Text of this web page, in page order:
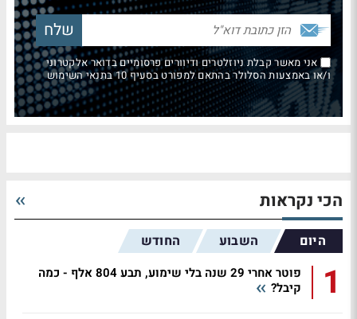
אני מאשר קבלת ניוזלטרים ודיוורים פרסומיים בדואר אלקטרוני
ו/או באמצעות הסלולר בהתאם למפורט בסעיף 10 בתנאי השימוש
הכי נקראות
היום השבוע החודש
1
פוטר אחרי 29 שנה בלי שימוע, תבע 804 אלף - כמה
קיבל?